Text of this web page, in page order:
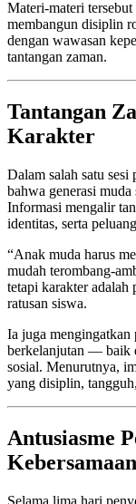
Materi-materi
membangun disiplin
dengan wawasan
tantangan zaman.
Tantangan
Karakter
Dalam salah satu
bahwa generasi
Informasi mengalir
identitas, serta
“Anak muda harus
mudah terombang-
tetapi karakter adalah
ratusan siswa.
Ia juga mengingatkan
berkelanjutan — baik
sosial. Menurutnya,
yang disiplin,
Antusiasme
Kebersamaan
Selama lima hari